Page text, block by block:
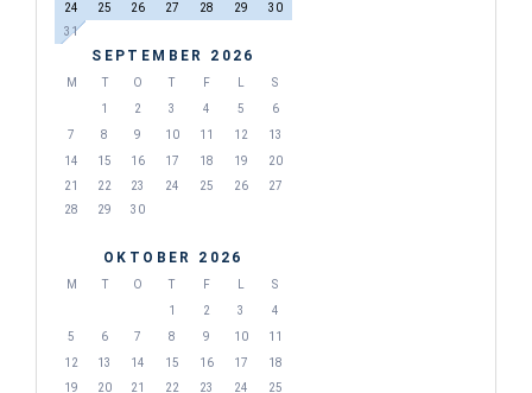
24
25 26 27 28 29
30
31
SEPTEMBER 2026
M T O T F L
S
1
2 3 4 5
6
7
8 9 10 11 12
13
14
15 16 17 18 19
20
21
22 23 24 25 26
27
28
29 30
OKTOBER 2026
M T O T F L
S
1
2 3
4
5
6 7 8 9 10
11
12
13 14 15 16 17
18
19
20 21 22 23 24 25